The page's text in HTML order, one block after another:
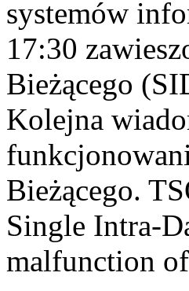
systemów
17:30
Bieżącego
Kolejna
Bieżącego.
Single Intra-
malfunction